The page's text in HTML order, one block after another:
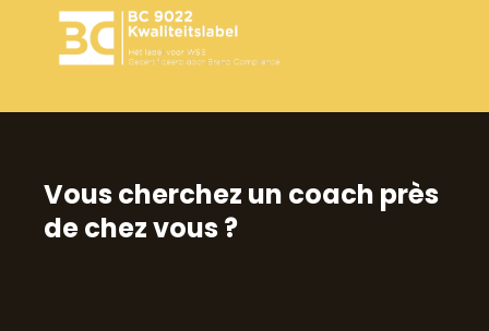
Vous cherchez un coach près
de chez vous ?